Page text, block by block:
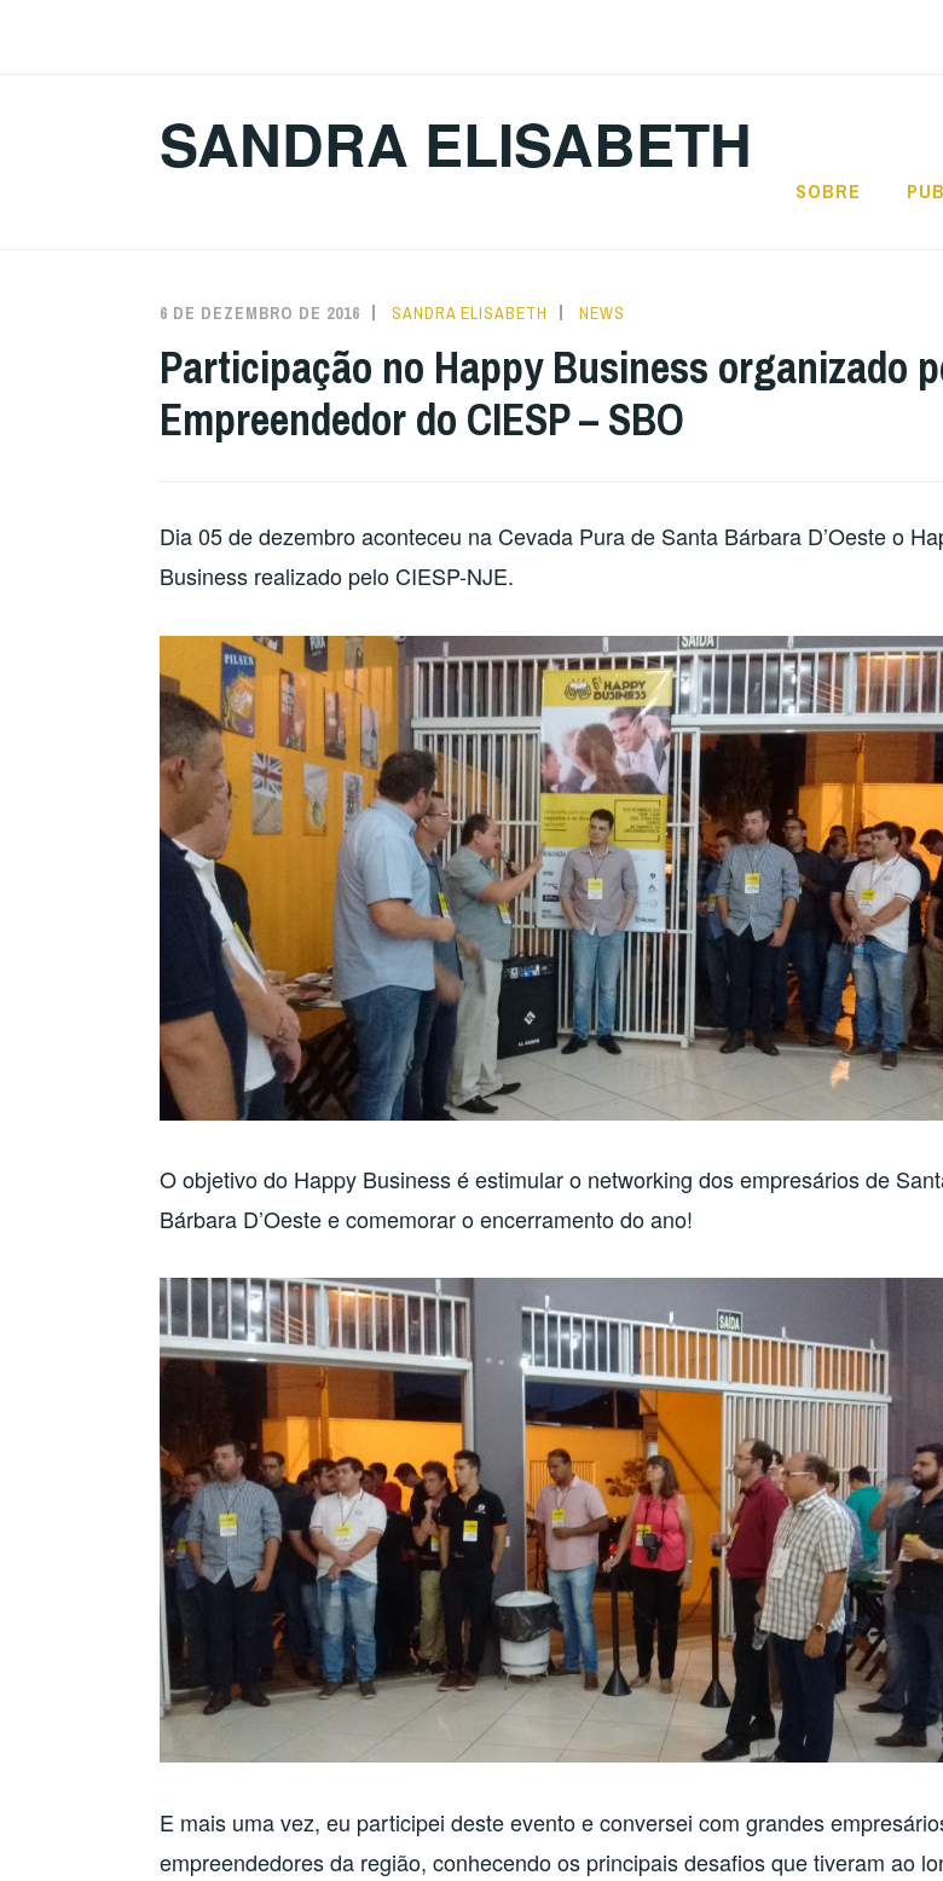
SANDRA ELISABETH
SOBRE
6 DE DEZEMBRO DE 2016 SANDRA ELISABETH NEWS
Participação no Happy Business organizado
Empreendedor do CIESP – SBO
Dia 05 de dezembro aconteceu na Cevada Pura de Santa Bárbara D’Oeste o
Business realizado pelo CIESP-NJE.
O objetivo do Happy Business é estimular o networking dos empresários de
Bárbara D’Oeste e comemorar o encerramento do ano!
E mais uma vez, eu participei deste evento e conversei com grandes
empreendedores da região, conhecendo os principais desafios que tiveram ao